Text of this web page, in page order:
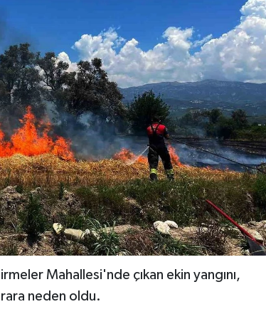
Mahallesi'nde çıkan ekin yangını,
neden oldu.